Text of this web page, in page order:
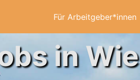
Für Arbeitgeber*innen
in